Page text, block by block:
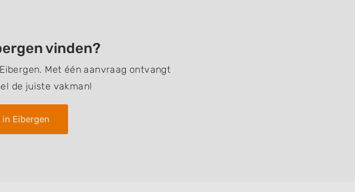
vinden?
Met één aanvraag ontvangt
de juiste vakman!
Eibergen